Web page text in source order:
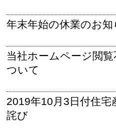
年末年始の休業のお知
当社ホームページ閲
ついて
2019年10月3日付住宅
詫び